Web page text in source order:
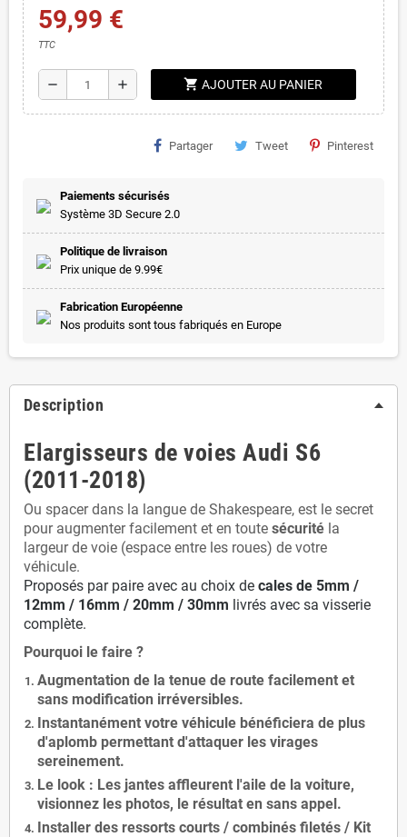
59,99 €
TTC
remove add shopping_cart AJOUTER AU PANIER
Partager Tweet Pinterest
Paiements sécurisés
Système 3D Secure 2.0
Politique de livraison
Prix unique de 9.99€
Fabrication Européenne
Nos produits sont tous fabriqués en Europe
Description
Elargisseurs de voies Audi S6
(2011-2018)
Ou spacer dans la langue de Shakespeare, est le secret
pour augmenter facilement et en toute sécurité la
largeur de voie (espace entre les roues) de votre
véhicule.
Proposés par paire avec au choix de cales de 5mm /
12mm / 16mm / 20mm / 30mm livrés avec sa visserie
complète.
Pourquoi le faire ?
Augmentation de la tenue de route facilement et
sans modification irréversibles.
Instantanément votre véhicule bénéficiera de plus
d'aplomb permettant d'attaquer les virages
sereinement.
Le look : Les jantes affleurent l'aile de la voiture,
visionnez les photos, le résultat en sans appel.
Installer des ressorts courts / combinés filetés / Kit